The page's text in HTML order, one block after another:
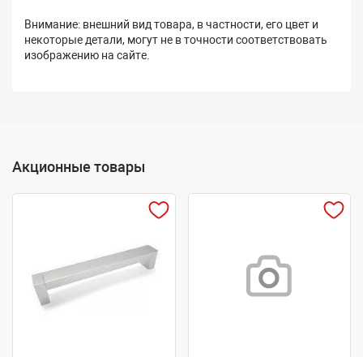
Внимание: внешний вид товара, в частности, его цвет и
некоторые детали, могут не в точности соответствовать
изображению на сайте.
Акционные товары